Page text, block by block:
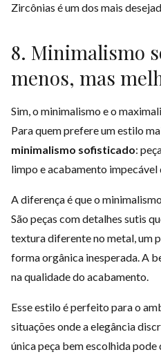
Zircônias é um dos mais
8. Minimalismo
menos, mas
Sim, o minimalismo e o
Para quem prefere um estilo
minimalismo sofisticado:
limpo e acabamento impecável
A diferença é que o
São peças com detalhes sutis
textura diferente no metal, um
forma orgânica inesperada. A
na qualidade do acabamento.
Esse estilo é perfeito para o
situações onde a elegância
única peça bem escolhida pode